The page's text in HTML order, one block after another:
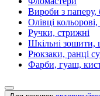
Вироби з
Олівці кольорові,
Ручки, стрижні
Шкільні зошити,
Рюкзаки, ранці
Фарби, гуаш,